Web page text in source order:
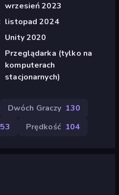
wrzesień 2023
listopad 2024
Unity 2020
Przeglądarka (tylko na
komputerach
stacjonarnych)
Dwóch Graczy 130
53 Prędkość 104